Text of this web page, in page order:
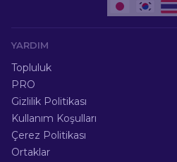
YARDIM
Topluluk
PRO
Gizlilik Politikası
Kullanım Koşulları
Çerez Politikası
Ortaklar